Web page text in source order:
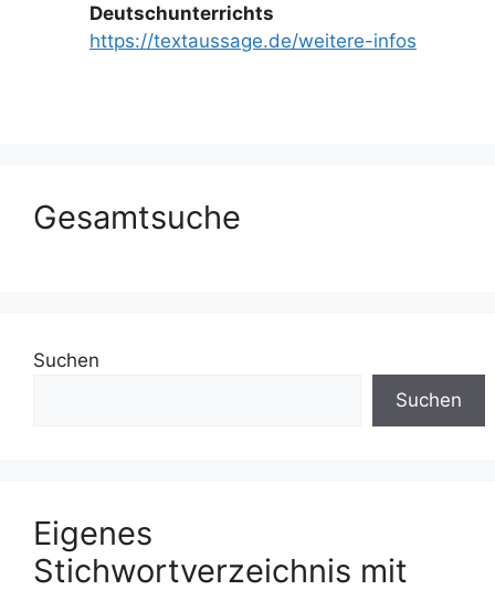
Deutschunterrichts
https://textaussage.de/weitere-infos
Gesamtsuche
Suchen
Suchen
Eigenes
Stichwortverzeichnis mit